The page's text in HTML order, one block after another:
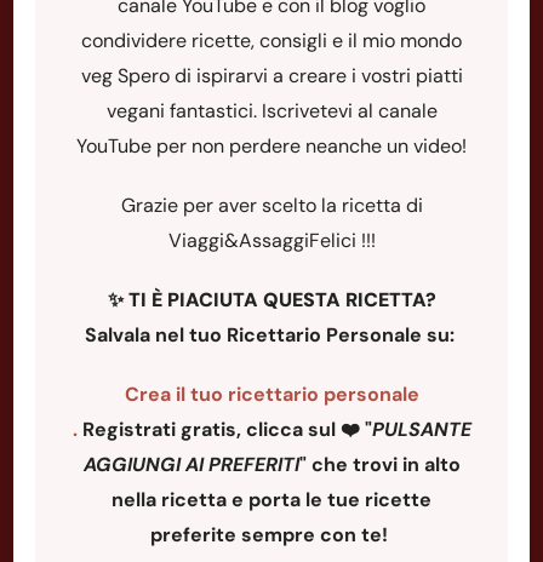
canale YouTube e con il blog voglio
condividere ricette, consigli e il mio mondo
veg Spero di ispirarvi a creare i vostri piatti
vegani fantastici. Iscrivetevi al canale
YouTube per non perdere neanche un video!
Grazie per aver scelto la ricetta di
Viaggi&AssaggiFelici !!!
✨TI È PIACIUTA QUESTA RICETTA?
Salvala nel tuo Ricettario Personale su:
Crea il tuo ricettario personale
. Registrati gratis, clicca sul ❤️ "PULSANTE
AGGIUNGI AI PREFERITI"che trovi in alto
nella ricetta e porta le tue ricette
preferite sempre con te!